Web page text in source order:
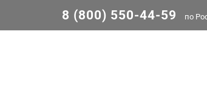
8 (800) 550-44-59 по